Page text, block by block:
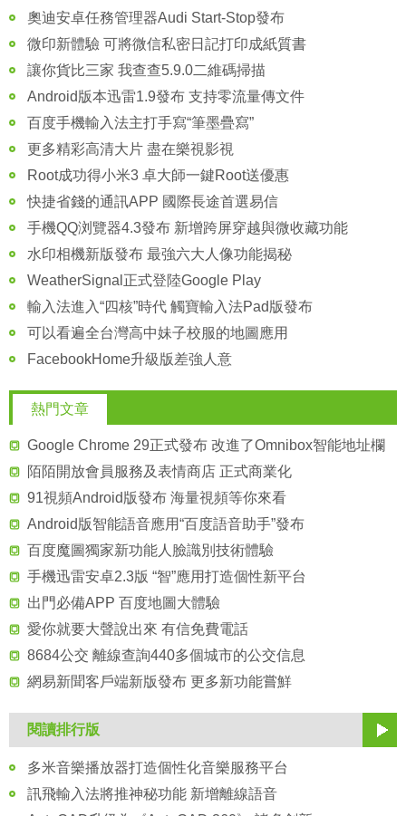
奧迪安卓任務管理器Audi Start-Stop發布
微印新體驗 可將微信私密日記打印成紙質書
讓你貨比三家 我查查5.9.0二維碼掃描
Android版本迅雷1.9發布 支持零流量傳文件
百度手機輸入法主打手寫“筆墨疊寫”
更多精彩高清大片 盡在樂視影視
Root成功得小米3 卓大師一鍵Root送優惠
快捷省錢的通訊APP 國際長途首選易信
手機QQ浏覽器4.3發布 新增跨屏穿越與微收藏功能
水印相機新版發布 最強六大人像功能揭秘
WeatherSignal正式登陸Google Play
輸入法進入“四核”時代 觸寶輸入法Pad版發布
可以看遍全台灣高中妹子校服的地圖應用
FacebookHome升級版差強人意
熱門文章
Google Chrome 29正式發布 改進了Omnibox智能地址欄
陌陌開放會員服務及表情商店 正式商業化
91視頻Android版發布 海量視頻等你來看
Android版智能語音應用“百度語音助手”發布
百度魔圖獨家新功能人臉識別技術體驗
手機迅雷安卓2.3版 “智”應用打造個性新平台
出門必備APP 百度地圖大體驗
愛你就要大聲說出來 有信免費電話
8684公交 離線查詢440多個城市的公交信息
網易新聞客戶端新版發布 更多新功能嘗鮮
閱讀排行版
多米音樂播放器打造個性化音樂服務平台
訊飛輸入法將推神秘功能 新增離線語音